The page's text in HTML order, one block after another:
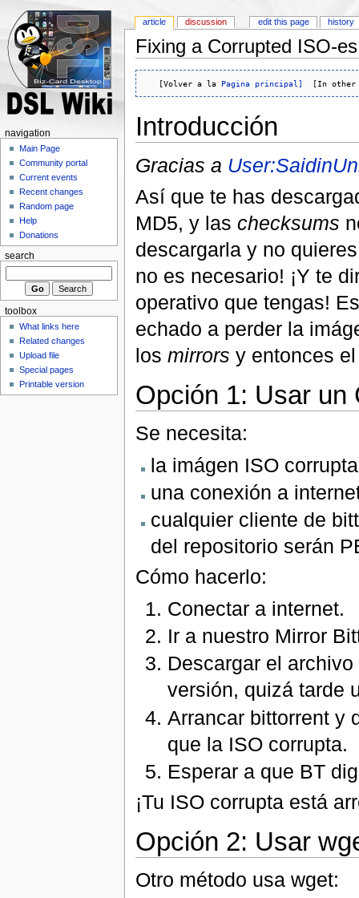
Fixing a Corrupted ISO-es
   [Volver a la
Pagina principal]
[In
Introducción
Gracias a
Así que te has
MD5, y las checksums
descargarla y no
no es necesario! ¡Y te
operativo que tengas!
echado a perder la
los mirrors y entonces
Opción 1: Usar un
Se necesita:
la imágen ISO corrupta
una conexión a
cualquier cliente de
del repositorio serán
Cómo hacerlo:
Conectar a internet.
Ir a nuestro Mirror
Descargar el
versión, quizá tarde
Arrancar bittorrent y
que la ISO corrupta.
Esperar a que BT
¡Tu ISO corrupta está
Opción 2: Usar
Otro método usa wget:
article discussion edit this page history
navigation
Main Page
Community portal
Current events
Recent changes
Random page
Help
Donations
search
toolbox
What links here
Related changes
Upload file
Special pages
Printable version